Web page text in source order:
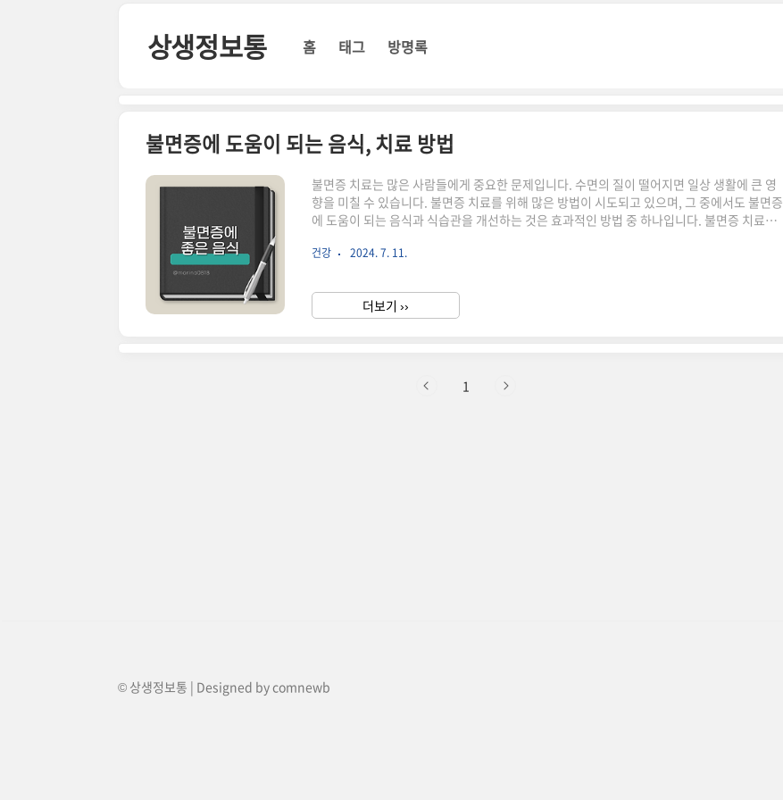
상생정보통 홈 태그 방명록
불면증에 도움이 되는 음식, 치료 방법
불면증 치료는 많은 사람들에게 중요한 문제입니다. 수면의 질이 떨어지면 일상 생활에 큰 영
향을 미칠 수 있습니다. 불면증 치료를 위해 많은 방법이 시도되고 있으며, 그 중에서도 불면증
에 도움이 되는 음식과 식습관을 개선하는 것은 효과적인 방법 중 하나입니다. 불면증 치료는
는 불면증 증상, 심리적인 요인, 물리적인 요인, 불면증에 좋은 식습관, 그리고 불면증을 치료하
수면을 취할 수 있는 방법을 찾아보세요. 불면증 증상 불면증 증상은 주로 잠들기 어려움, 자주
깨기, 아침 일찍 깨어나 다시 잠들지 못함 등의 형태로 나타납니다..
건강 2024. 7. 11.
더보기 ››
1
© 상생정보통 | Designed bycomnewb